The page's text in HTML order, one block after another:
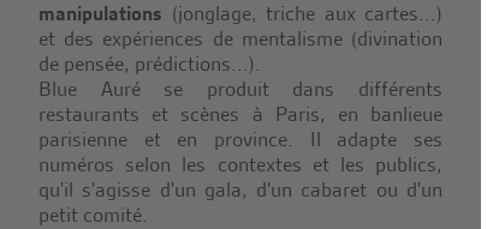
manipulations (jonglage, triche aux cartes...)
et des expériences de mentalisme (divination
de pensée, prédictions...).
Blue Auré se produit dans différents
restaurants et scènes à Paris, en banlieue
parisienne et en province. Il adapte ses
numéros selon les contextes et les publics,
qu'il s'agisse d'un gala, d'un cabaret ou d'un
petit comité.